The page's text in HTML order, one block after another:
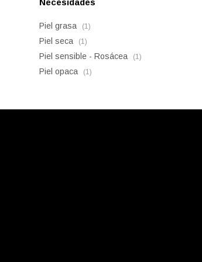
Necesidades
Piel grasa (1)
Piel seca (1)
Piel sensible - Rosácea (1)
Piel opaca (1)